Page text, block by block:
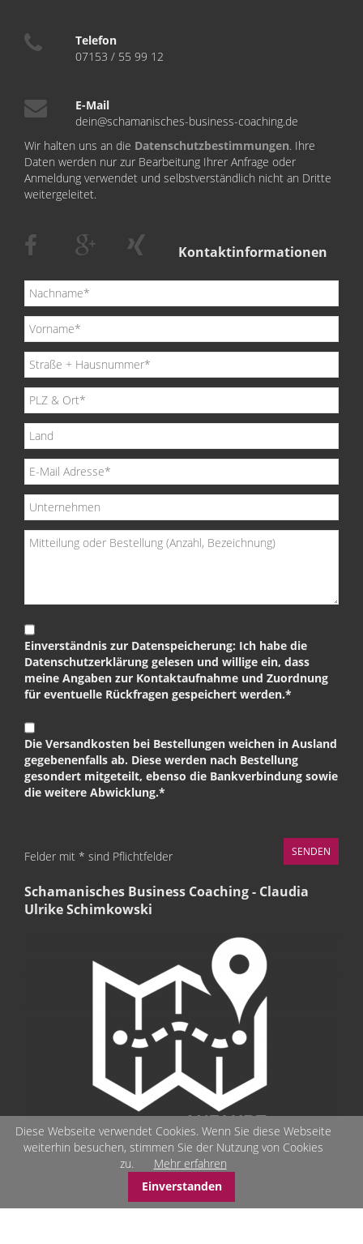
Telefon
07153 / 55 99 12
E-Mail
dein@schamanisches-business-coaching.de
Wir halten uns an die Datenschutzbestimmungen. Ihre
Daten werden nur zur Bearbeitung Ihrer Anfrage oder
Anmeldung verwendet und selbstverständlich nicht an Dritte
weitergeleitet.
Kontaktinformationen
Einverständnis zur Datenspeicherung: Ich habe die
Datenschutzerklärung gelesen und willige ein, dass
meine Angaben zur Kontaktaufnahme und Zuordnung
für eventuelle Rückfragen gespeichert werden.*
Die Versandkosten bei Bestellungen weichen in Ausland
gegebenenfalls ab. Diese werden nach Bestellung
gesondert mitgeteilt, ebenso die Bankverbindung sowie
die weitere Abwicklung.*
Felder mit * sind Pflichtfelder
Schamanisches Business Coaching - Claudia
Ulrike Schimkowski
© Schamanisches-Business-Coaching - Seelenbilder - Stärken-
Diese Webseite verwendet Cookies. Wenn Sie diese Webseite
weiterhin besuchen, stimmen Sie der Nutzung von Cookies
zu.
Mehr erfahren
Einverstanden